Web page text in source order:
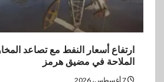
2026
اخبار
غرفة القاهرة تنظم
ارتفاع أسعار النفط مع تصاعد
الملاحة في مضيق هرمز